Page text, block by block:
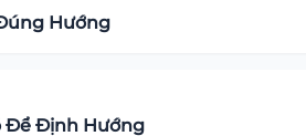
Hướng
Để Định Hướng